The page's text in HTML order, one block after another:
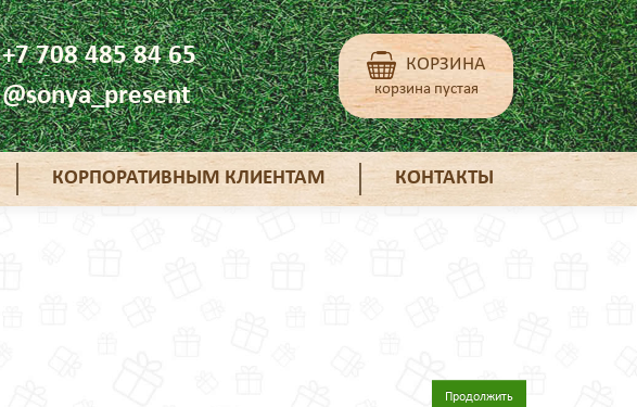
+7 708 485 84 65
@sonya_present
КОРЗИНА
корзина пустая
КОРПОРАТИВНЫМ КЛИЕНТАМ КОНТАКТЫ
Продолжить